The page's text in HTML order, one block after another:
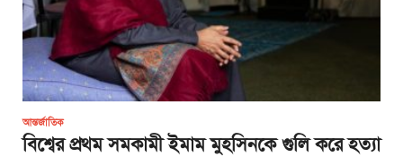
আন্তর্জাতিক
বিশ্বের প্রথম সমকামী ইমাম মুহসিনকে গুলি করে হত্যা